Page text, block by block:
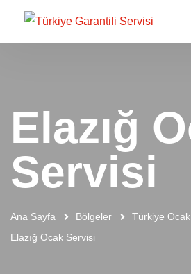
Elazığ
Servisi
Ana Sayfa Bölgeler
Türkiye
Elazığ Ocak Servisi